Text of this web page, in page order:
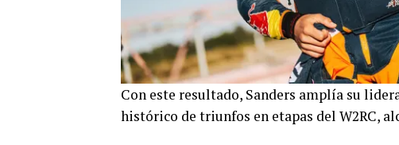
Con este resultado, Sanders amplía su
histórico de triunfos en etapas del W2RC,